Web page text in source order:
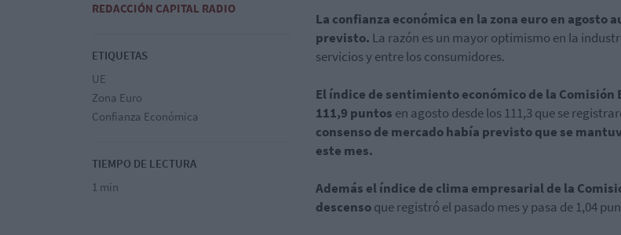
REDACCIÓN CAPITAL RADIO
ETIQUETAS
UE
Zona Euro
Confianza Económica
TIEMPO DE LECTURA
1 min
La confianza económica en la zona euro en agosto
previsto. La razón es un mayor optimismo en la
servicios y entre los consumidores.
El índice de sentimiento económico de la Comisión
111,9 puntos en agosto desde los 111,3 que se
consenso de mercado había previsto que se
este mes.
Además el índice de clima empresarial de la
descensoque registró el pasado mes y pasa de 1,04